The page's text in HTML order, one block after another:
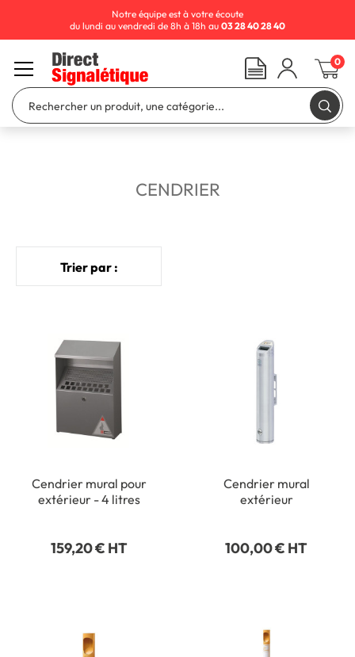
CENDRIER
Trier par :
Cendrier mural pour
extérieur - 4 litres
159,20 € HT
Cendrier mural
extérieur
100,00 € HT
Notre équipe est à votre écoute
du lundi au vendredi de 8h à 18h au 03 28 40 28 40
0